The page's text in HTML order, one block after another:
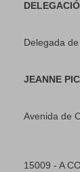
Delegada
JEANNE
Avenida de
15009 - A